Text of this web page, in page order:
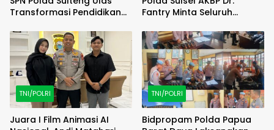
Transformasi Pendidikan
Fantry Minta Seluruh
Debu
TNI/POLRI
Juara I Film Animasi AI
TNI/POLRI
Bidpropam Polda Papua